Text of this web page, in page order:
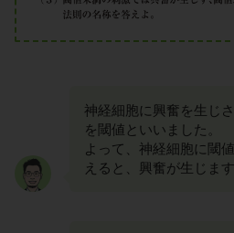
神経細胞に興奮を生じ
を閾値といいました。
よって、神経細胞に閾
えると、興奮が生じます